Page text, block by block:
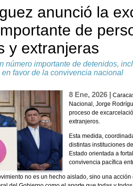
anunció la
de
y extranjeras
número importante de detenidos,
favor de la convivencia nacional
8 Ene, 2026 |
Nacional, Jorge
proceso de
extranjeros.
Esta medida,
distintas instituciones
Estado orientada a
convivencia pacífica
no es un hecho aislado, sino una